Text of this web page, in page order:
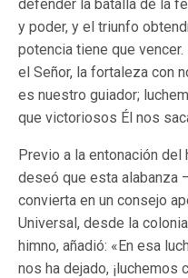
defender la batalla de la
y poder, y el triunfo
potencia tiene que
el Señor, la fortaleza con
es nuestro guiador;
que victoriosos Él nos
Previo a la entonación
deseó que esta
convierta en un consejo
Universal, desde la
himno, añadió: «En esa
nos ha dejado,